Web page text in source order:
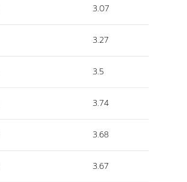
3.07
3.27
3.5
3.74
3.68
3.67